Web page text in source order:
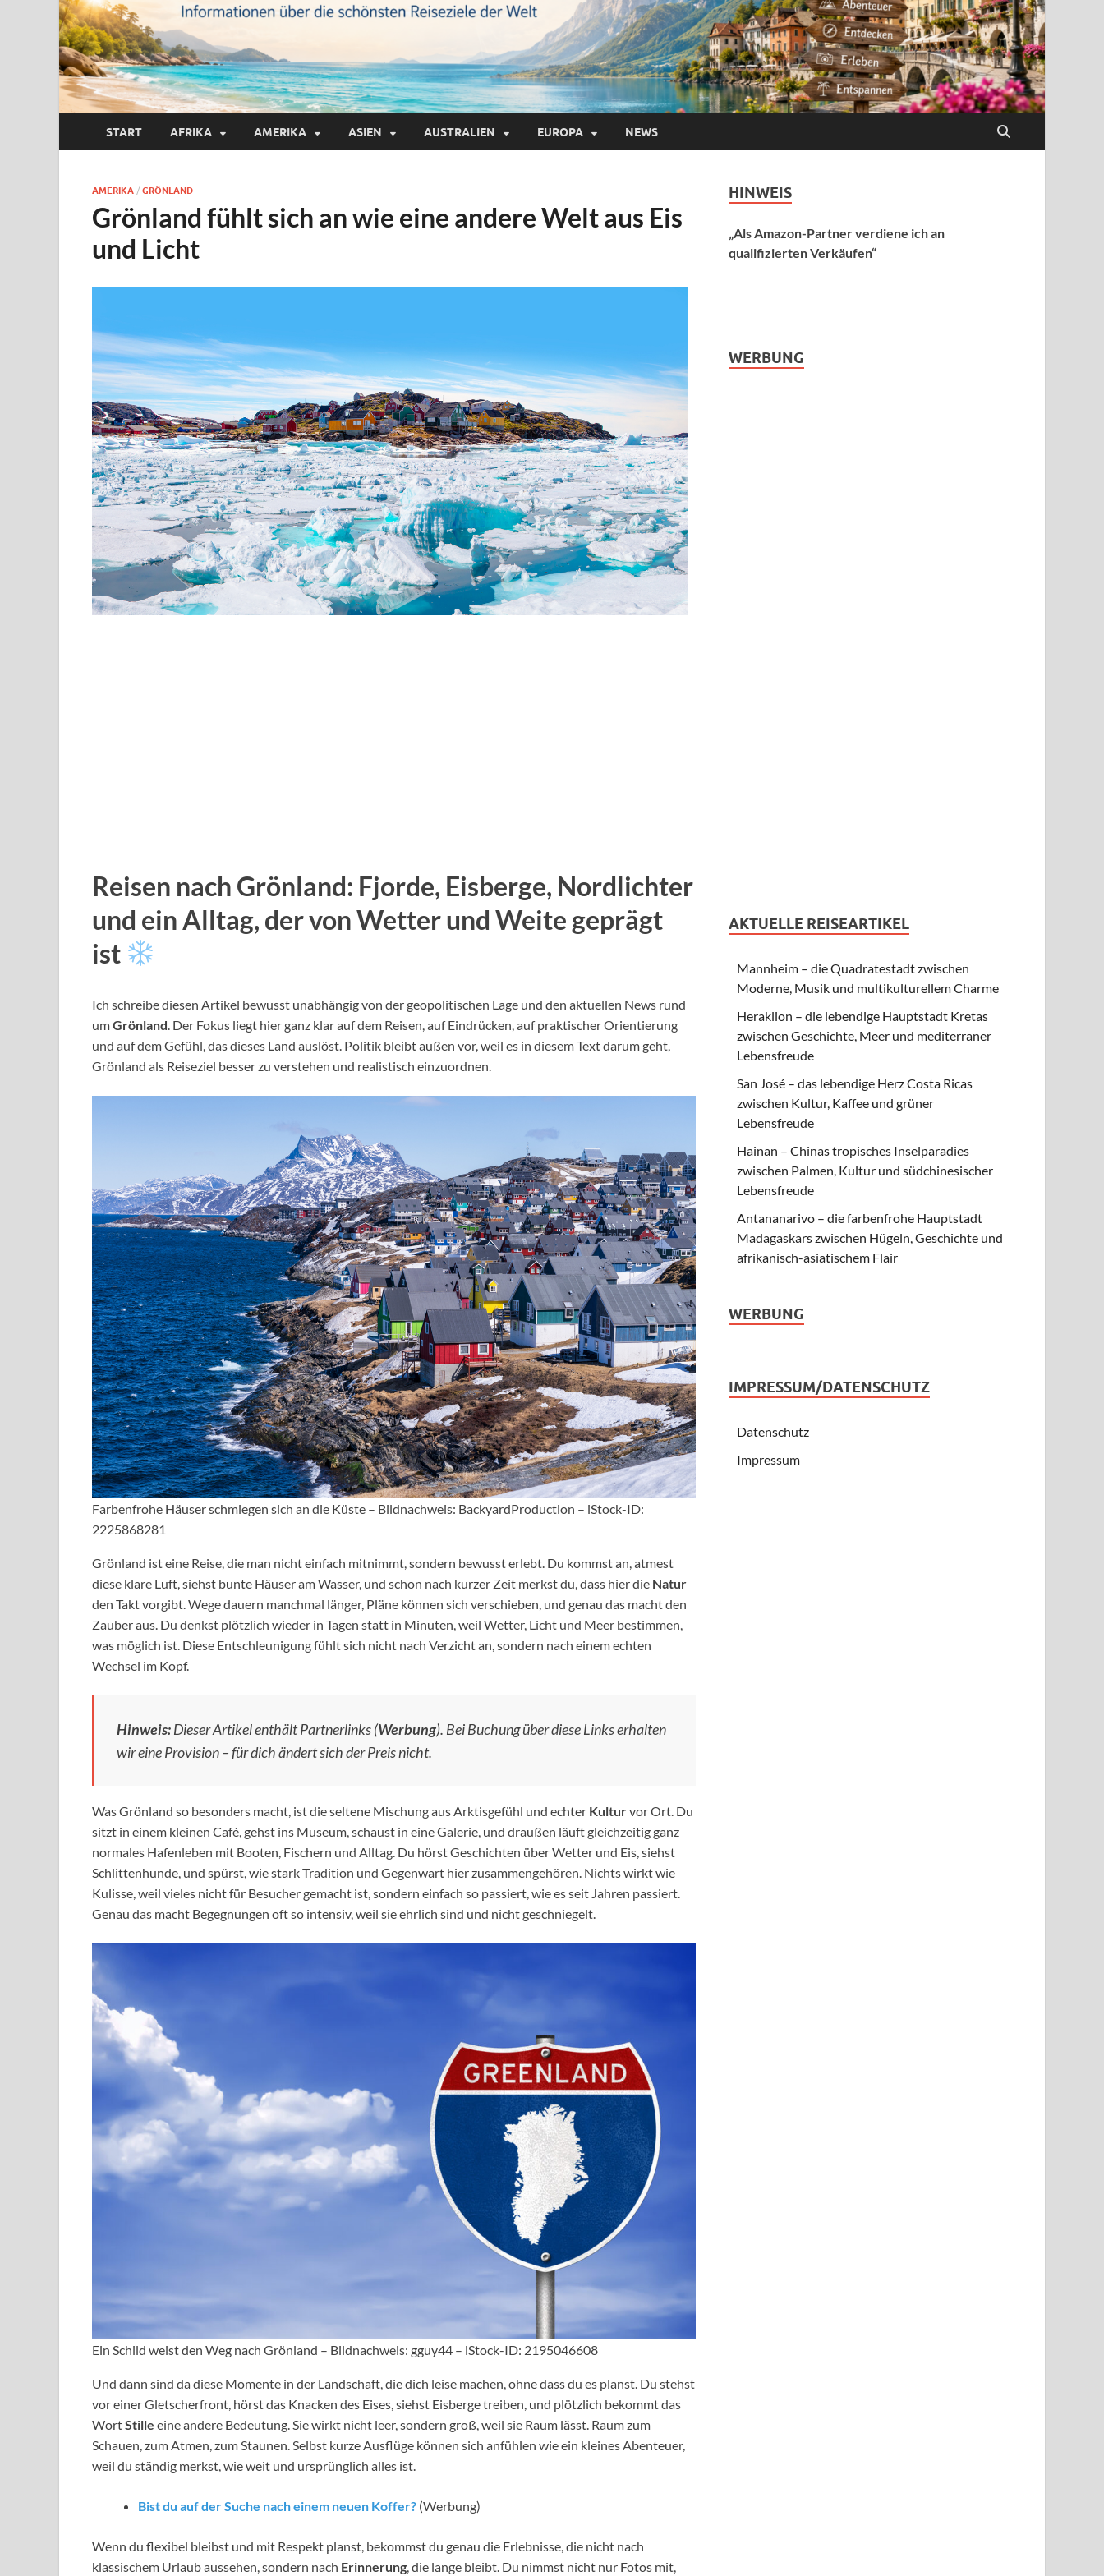
START AFRIKA AMERIKA ASIEN AUSTRALIEN EUROPA NEWS
AMERIKA / GRÖNLAND
Grönland fühlt sich an wie eine andere Welt aus Eis
und Licht
Reisen nach Grönland: Fjorde, Eisberge, Nordlichter
und ein Alltag, der von Wetter und Weite geprägt
ist
Ich schreibe diesen Artikel bewusst unabhängig von der geopolitischen Lage und den aktuellen News rund
umGrönland. Der Fokus liegt hier ganz klar auf dem Reisen, auf Eindrücken, auf praktischer Orientierung
und auf dem Gefühl, das dieses Land auslöst. Politik bleibt außen vor, weil es in diesem Text darum geht,
Grönland als Reiseziel besser zu verstehen und realistisch einzuordnen.
Farbenfrohe Häuser schmiegen sich an die Küste – Bildnachweis: BackyardProduction – iStock-ID:
2225868281
Grönland ist eine Reise, die man nicht einfach mitnimmt, sondern bewusst erlebt. Du kommst an, atmest
diese klare Luft, siehst bunte Häuser am Wasser, und schon nach kurzer Zeit merkst du, dass hier die Natur
den Takt vorgibt. Wege dauern manchmal länger, Pläne können sich verschieben, und genau das macht den
Zauber aus. Du denkst plötzlich wieder in Tagen statt in Minuten, weil Wetter, Licht und Meer bestimmen,
was möglich ist. Diese Entschleunigung fühlt sich nicht nach Verzicht an, sondern nach einem echten
Wechsel im Kopf.
Hinweis:Dieser Artikel enthält Partnerlinks (Werbung). Bei Buchung über diese Links erhalten
wir eine Provision – für dich ändert sich der Preis nicht.
Was Grönland so besonders macht, ist die seltene Mischung aus Arktisgefühl und echter Kulturvor Ort. Du
sitzt in einem kleinen Café, gehst ins Museum, schaust in eine Galerie, und draußen läuft gleichzeitig ganz
normales Hafenleben mit Booten, Fischern und Alltag. Du hörst Geschichten über Wetter und Eis, siehst
Schlittenhunde, und spürst, wie stark Tradition und Gegenwart hier zusammengehören. Nichts wirkt wie
Kulisse, weil vieles nicht für Besucher gemacht ist, sondern einfach so passiert, wie es seit Jahren passiert.
Genau das macht Begegnungen oft so intensiv, weil sie ehrlich sind und nicht geschniegelt.
Ein Schild weist den Weg nach Grönland – Bildnachweis: gguy44 – iStock-ID: 2195046608
Und dann sind da diese Momente in der Landschaft, die dich leise machen, ohne dass du es planst. Du stehst
vor einer Gletscherfront, hörst das Knacken des Eises, siehst Eisberge treiben, und plötzlich bekommt das
WortStille eine andere Bedeutung. Sie wirkt nicht leer, sondern groß, weil sie Raum lässt. Raum zum
Schauen, zum Atmen, zum Staunen. Selbst kurze Ausflüge können sich anfühlen wie ein kleines Abenteuer,
weil du ständig merkst, wie weit und ursprünglich alles ist.
Bist du auf der Suche nach einem neuen Koffer? (Werbung)
Wenn du flexibel bleibst und mit Respekt planst, bekommst du genau die Erlebnisse, die nicht nach
klassischem Urlaub aussehen, sondern nach Erinnerung, die lange bleibt. Du nimmst nicht nur Fotos mit,
HINWEIS
„Als Amazon-Partner verdiene ich an
qualifizierten Verkäufen“
WERBUNG
AKTUELLE REISEARTIKEL
Mannheim – die Quadratestadt zwischen
Moderne, Musik und multikulturellem Charme
Heraklion – die lebendige Hauptstadt Kretas
zwischen Geschichte, Meer und mediterraner
Lebensfreude
San José – das lebendige Herz Costa Ricas
zwischen Kultur, Kaffee und grüner
Lebensfreude
Hainan – Chinas tropisches Inselparadies
zwischen Palmen, Kultur und südchinesischer
Lebensfreude
Antananarivo – die farbenfrohe Hauptstadt
Madagaskars zwischen Hügeln, Geschichte und
afrikanisch-asiatischem Flair
WERBUNG
IMPRESSUM/DATENSCHUTZ
Datenschutz
Impressum